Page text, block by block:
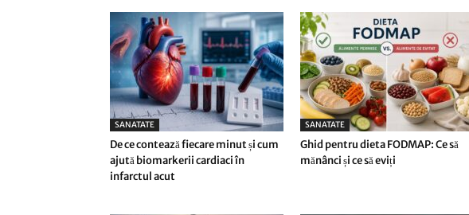
SANATATE
De ce contează fiecare minut și cum
ajută biomarkerii cardiaci în
infarctul acut
SANATATE
Ghid pentru dieta FODMAP: Ce să
mănânci și ce să eviți